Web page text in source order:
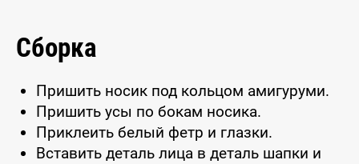
Сборка
Пришить носик под кольцом амигуруми.
Пришить усы по бокам носика.
Приклеить белый фетр и глазки.
Вставить деталь лица в деталь шапки и